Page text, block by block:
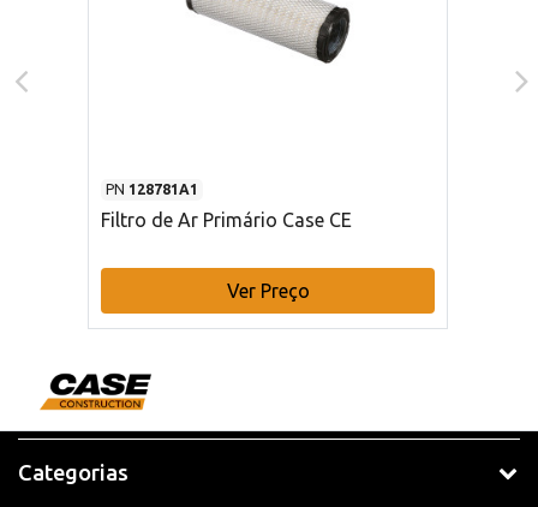
PN 128781A1
Filtro de Ar Primário Case CE
Ver Preço
Categorias